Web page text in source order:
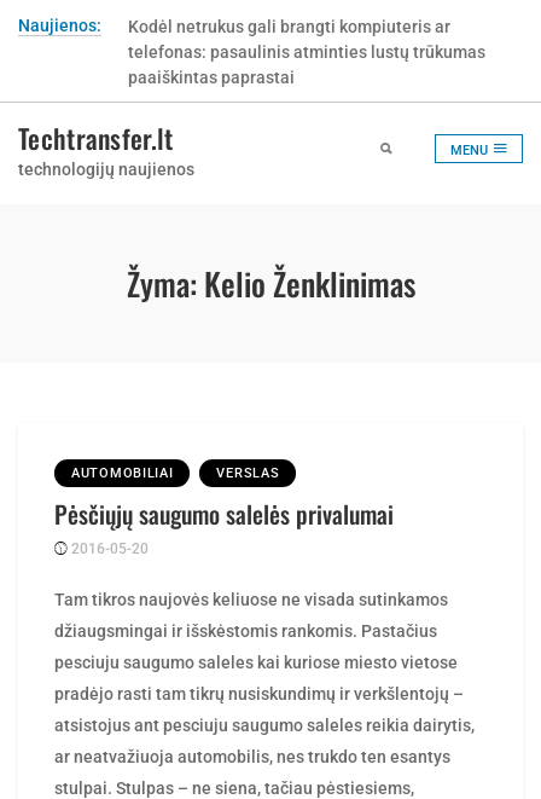
Naujienos:
Kodėl netrukus gali brangti kompiuteris ar
telefonas: pasaulinis atminties lustų trūkumas
paaiškintas paprastai
Techtransfer.lt
technologijų naujienos
MENU
Žyma: Kelio Ženklinimas
AUTOMOBILIAI VERSLAS
Pėsčiųjų saugumo salelės privalumai
2016-05-20
by
Tam tikros naujovės keliuose ne visada sutinkamos
džiaugsmingai ir išskėstomis rankomis. Pastačius
pesciuju saugumo saleles kai kuriose miesto vietose
pradėjo rasti tam tikrų nusiskundimų ir verkšlentojų –
atsistojus ant pesciuju saugumo saleles reikia dairytis,
ar neatvažiuoja automobilis, nes trukdo ten esantys
stulpai. Stulpas – ne siena, tačiau pėstiesiems,